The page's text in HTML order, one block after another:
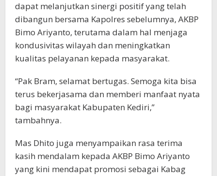
dapat melanjutkan sinergi positif yang telah
dibangun bersama Kapolres sebelumnya, AKBP
Bimo Ariyanto, terutama dalam hal menjaga
kondusivitas wilayah dan meningkatkan
kualitas pelayanan kepada masyarakat.
“Pak Bram, selamat bertugas. Semoga kita bisa
terus bekerjasama dan memberi manfaat nyata
bagi masyarakat Kabupaten Kediri,”
tambahnya.
Mas Dhito juga menyampaikan rasa terima
kasih mendalam kepada AKBP Bimo Ariyanto
yang kini mendapat promosi sebagai Kabag